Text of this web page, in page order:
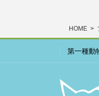
HOME
第一種動